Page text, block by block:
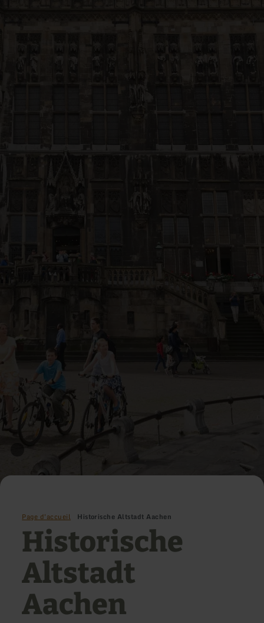
Page d'accueil Historische Altstadt Aachen
Historische
Altstadt
Aachen